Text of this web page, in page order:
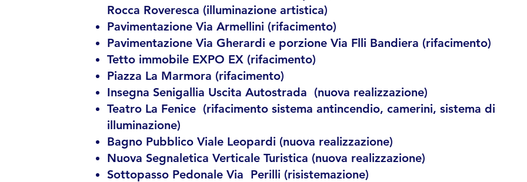
Rocca Roveresca (illuminazione artistica)
Pavimentazione Via Armellini (rifacimento)
Pavimentazione Via Gherardi e porzione Via Flli Bandiera (rifacimento)
Tetto immobile EXPO EX (rifacimento)
Piazza La Marmora (rifacimento)
Insegna Senigallia Uscita Autostrada (nuova realizzazione)
Teatro La Fenice (rifacimento sistema antincendio, camerini, sistema di
illuminazione)
Bagno Pubblico Viale Leopardi (nuova realizzazione)
Nuova Segnaletica Verticale Turistica (nuova realizzazione)
Sottopasso Pedonale Via Perilli (risistemazione)